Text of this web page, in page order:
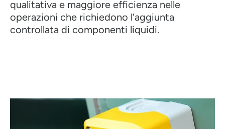
qualitativa e maggiore efficienza nelle
operazioni che richiedono l’aggiunta
controllata di componenti liquidi.